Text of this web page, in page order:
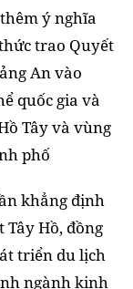
ý nghĩa
trao Quyết
An vào
quốc gia và
Tây và vùng
phố
khẳng định
Tây Hồ, đồng
triển du lịch
ngành kinh